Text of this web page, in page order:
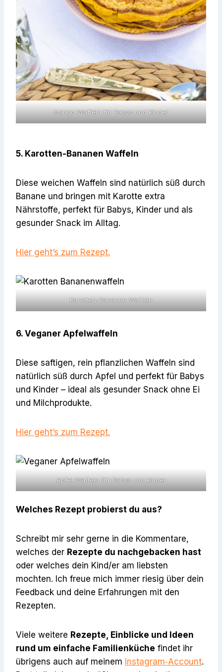
Mango-Waffeln für Babys und Kinder
5. Karotten-Bananen Waffeln
Diese weichen Waffeln sind natürlich süß durch
Banane und bringen mit Karotte extra
Nährstoffe, perfekt für Babys, Kinder und als
gesunder Snack im Alltag.
Hier geht’s zum Rezept.
Karotten-Bananen Waffeln
6. Veganer Apfelwaffeln
Diese saftigen, rein pflanzlichen Waffeln sind
natürlich süß durch Apfel und perfekt für Babys
und Kinder – ideal als gesunder Snack ohne Ei
und Milchprodukte.
Hier geht’s zum Rezept.
Apfel-Waffeln für Babys und kinder
Welches Rezept probierst du aus?
Schreibt mir sehr gerne in die Kommentare,
welches der Rezepte du nachgebacken hast
oder welches dein Kind/er am liebsten
mochten. Ich freue mich immer riesig über dein
Feedback und deine Erfahrungen mit den
Rezepten.
Viele weitere Rezepte, Einblicke und Ideen
rund um einfache Familienküche findet ihr
übrigens auch auf meinem Instagram‑Account.